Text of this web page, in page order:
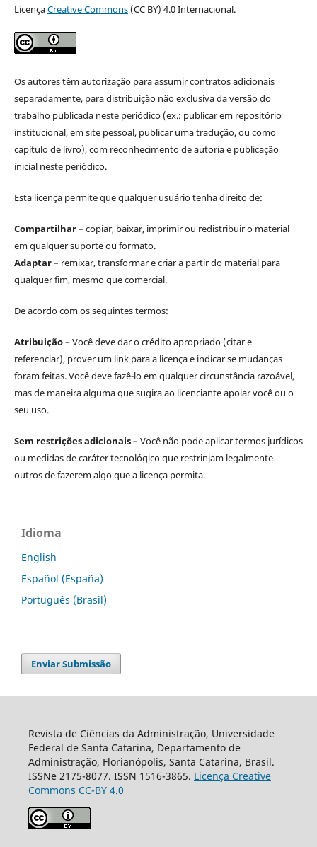
LicençaCreative Commons(CC BY) 4.0 Internacional.
Os autores têm autorização para assumir contratos adicionais
separadamente, para distribuição não exclusiva da versão do
trabalho publicada neste periódico (ex.: publicar em repositório
institucional, em site pessoal, publicar uma tradução, ou como
capítulo de livro), com reconhecimento de autoria e publicação
inicial neste periódico.
Esta licença permite que qualquer usuário tenha direito de:
Compartilhar– copiar, baixar, imprimir ou redistribuir o material
em qualquer suporte ou formato.
Adaptar– remixar, transformar e criar a partir do material para
qualquer fim, mesmo que comercial.
De acordo com os seguintes termos:
Atribuição– Você deve dar o crédito apropriado (citar e
referenciar), prover um link para a licença e indicar se mudanças
foram feitas. Você deve fazê-lo em qualquer circunstância razoável,
mas de maneira alguma que sugira ao licenciante apoiar você ou o
seu uso.
Sem restrições adicionais– Você não pode aplicar termos jurídicos
ou medidas de caráter tecnológico que restrinjam legalmente
outros de fazerem algo que a licença permita.
Idioma
English
Español (España)
Português (Brasil)
Enviar Submissão
Revista de Ciências da Administração, Universidade
Federal de Santa Catarina, Departamento de
Administração, Florianópolis, Santa Catarina, Brasil.
ISSNe 2175-8077. ISSN 1516-3865. Licença Creative
Commons CC-BY 4.0